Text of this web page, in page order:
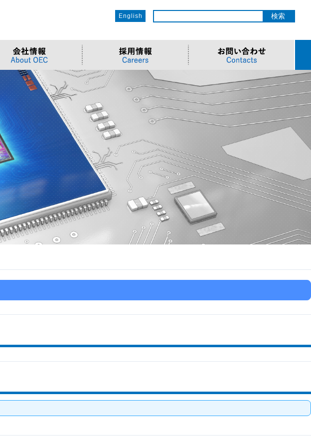
English
サーバー/ネットワーク
>Supermicro
>液体冷却ソリューション
>DCBBS
>Components
>Semiconductor
>Automotive
>ものづくりソリューション
>有償技術サービス
>小型PCソリューション
>カスタムPCソリューション
>台湾ソリューション
>地デジテレビ
>海外電子部品選定
>拠点一覧
>OECのCSR
>社会への取り組み
>環境への取り組み
>社員との関わり